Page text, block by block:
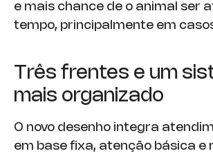
e mais chance de o animal ser
tempo, principalmente em
Três frentes e um
mais organizado
O novo desenho integra
em base fixa, atenção básica e